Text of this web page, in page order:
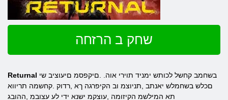
שחק ב הרזחה
Returnal
םכלש בשחמלש יאנתב ,תניוצמ וב הקיפרגה ךא ,רדוק .קחשמה תריווא
תא המילשמ הקיזומה ,עוצקמ ישנא ידי לע עצובמ ,ההובג